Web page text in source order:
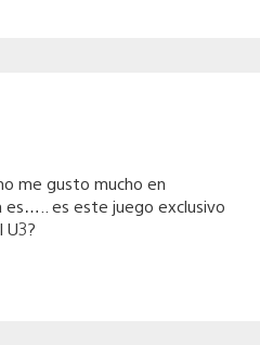
me gusto mucho en
es….. es este juego exclusivo
U3?